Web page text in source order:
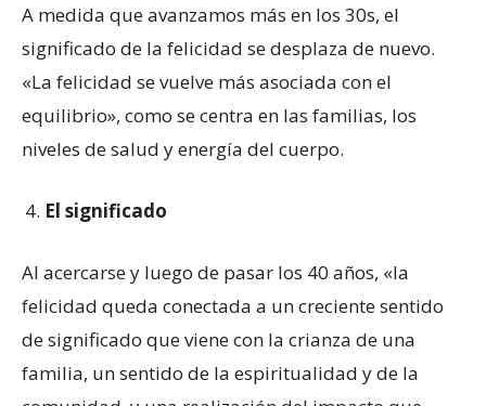
A medida que avanzamos más en los 30s, el
significado de la felicidad se desplaza de nuevo.
«La felicidad se vuelve más asociada con el
equilibrio», como se centra en las familias, los
niveles de salud y energía del cuerpo.
El significado
Al acercarse y luego de pasar los 40 años, «la
felicidad queda conectada a un creciente sentido
de significado que viene con la crianza de una
familia, un sentido de la espiritualidad y de la